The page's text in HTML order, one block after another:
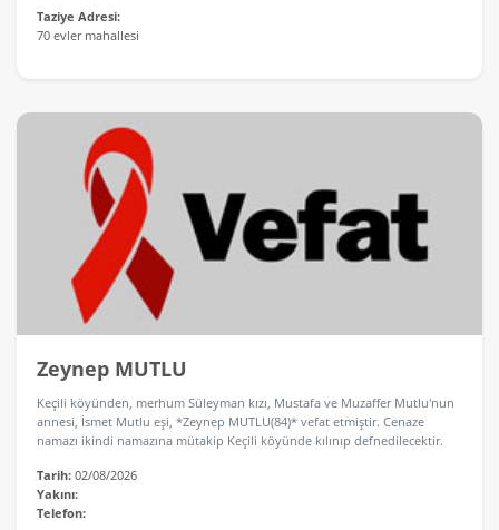
Taziye Adresi:
70 evler mahallesi
Zeynep MUTLU
Keçili köyünden, merhum Süleyman kızı, Mustafa ve Muzaffer Mutlu'nun
annesi, İsmet Mutlu eşi, *Zeynep MUTLU(84)* vefat etmiştir. Cenaze
namazı ikindi namazına mütakip Keçili köyünde kılınıp defnedilecektir.
Tarih:02/08/2026
Yakını:
Telefon: